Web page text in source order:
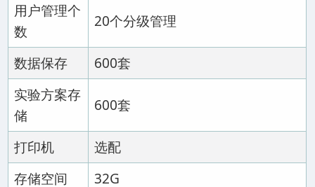
用户管理个
数
20个分级管理
数据保存
600套
实验方案存
储
600套
打印机
选配
存储空间
32G